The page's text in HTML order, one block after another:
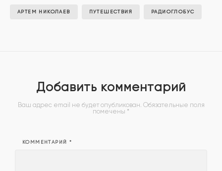
АРТЕМ НИКОЛАЕВ ПУТЕШЕСТВИЯ РАДИОГЛОБУС
Добавить комментарий
Ваш адрес email не будет опубликован. Обязательные поля
помечены *
КОММЕНТАРИЙ *